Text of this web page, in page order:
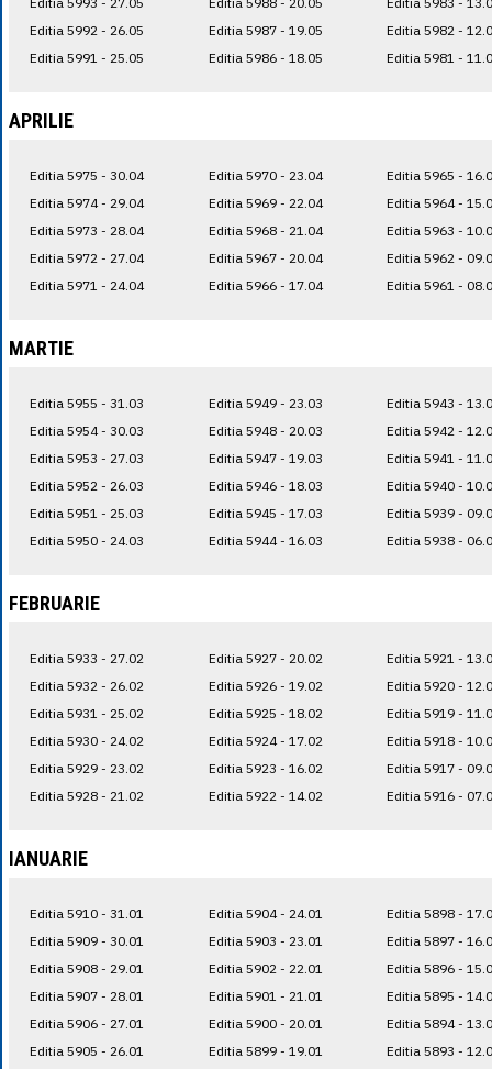
Editia 5992 - 26.05
Editia 5991 - 25.05
Editia 5987 - 19.05
Editia 5986 - 18.05
Editia 5982 -
Editia 5981 -
APRILIE
Editia 5975 - 30.04
Editia 5974 - 29.04
Editia 5973 - 28.04
Editia 5972 - 27.04
Editia 5971 - 24.04
Editia 5970 - 23.04
Editia 5969 - 22.04
Editia 5968 - 21.04
Editia 5967 - 20.04
Editia 5966 - 17.04
Editia 5965 -
Editia 5964 -
Editia 5963 -
Editia 5962 -
Editia 5961 -
MARTIE
Editia 5955 - 31.03
Editia 5954 - 30.03
Editia 5953 - 27.03
Editia 5952 - 26.03
Editia 5951 - 25.03
Editia 5950 - 24.03
Editia 5949 - 23.03
Editia 5948 - 20.03
Editia 5947 - 19.03
Editia 5946 - 18.03
Editia 5945 - 17.03
Editia 5944 - 16.03
Editia 5943 -
Editia 5942 -
Editia 5941 -
Editia 5940 -
Editia 5939 -
Editia 5938 -
FEBRUARIE
Editia 5933 - 27.02
Editia 5932 - 26.02
Editia 5931 - 25.02
Editia 5930 - 24.02
Editia 5929 - 23.02
Editia 5928 - 21.02
Editia 5927 - 20.02
Editia 5926 - 19.02
Editia 5925 - 18.02
Editia 5924 - 17.02
Editia 5923 - 16.02
Editia 5922 - 14.02
Editia 5921 -
Editia 5920 -
Editia 5919 -
Editia 5918 -
Editia 5917 -
Editia 5916 -
IANUARIE
Editia 5910 - 31.01
Editia 5909 - 30.01
Editia 5908 - 29.01
Editia 5907 - 28.01
Editia 5906 - 27.01
Editia 5905 - 26.01
Editia 5904 - 24.01
Editia 5903 - 23.01
Editia 5902 - 22.01
Editia 5901 - 21.01
Editia 5900 - 20.01
Editia 5899 - 19.01
Editia 5898 -
Editia 5897 -
Editia 5896 -
Editia 5895 -
Editia 5894 -
Editia 5893 -